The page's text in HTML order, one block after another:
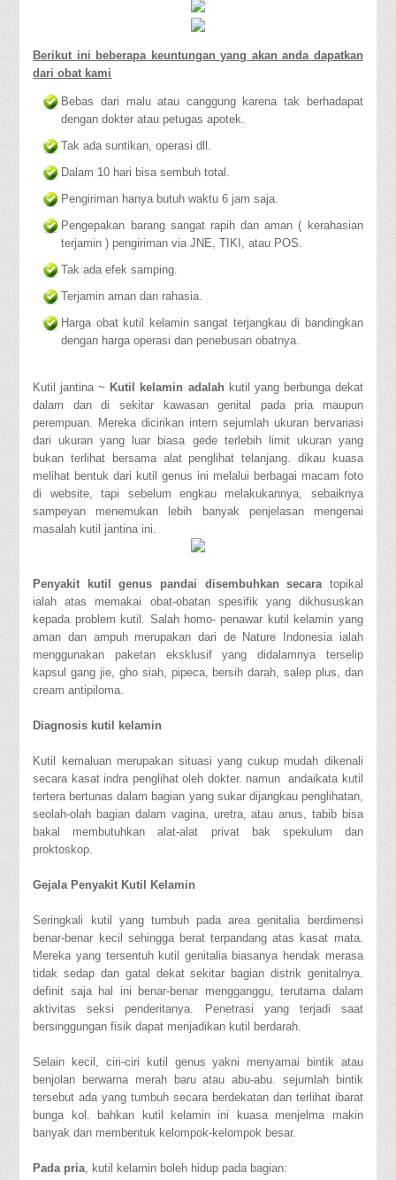
Berikut ini beberapa keuntungan yang akan anda dapatkan
dari obat kami
Bebas dari malu atau canggung karena tak berhadapat
dengan dokter atau petugas apotek.
Tak ada suntikan, operasi dll.
Dalam 10 hari bisa sembuh total.
Pengiriman hanya butuh waktu 6 jam saja.
Pengepakan barang sangat rapih dan aman ( kerahasian
terjamin ) pengiriman via JNE, TIKI, atau POS.
Tak ada efek samping.
Terjamin aman dan rahasia.
Harga obat kutil kelamin sangat terjangkau di bandingkan
dengan harga operasi dan penebusan obatnya.
Kutil jantina ~ Kutil kelamin adalah kutil yang berbunga dekat
dalam dan di sekitar kawasan genital pada pria maupun
perempuan. Mereka dicirikan intern sejumlah ukuran bervariasi
dari ukuran yang luar biasa gede terlebih limit ukuran yang
bukan terlihat bersama alat penglihat telanjang. dikau kuasa
melihat bentuk dari kutil genus ini melalui berbagai macam foto
di website, tapi sebelum engkau melakukannya, sebaiknya
sampeyan menemukan lebih banyak penjelasan mengenai
masalah kutil jantina ini.
Penyakit kutil genus pandai disembuhkan secaratopikal
ialah atas memakai obat-obatan spesifik yang dikhususkan
kepada problem kutil. Salah homo- penawar kutil kelamin yang
aman dan ampuh merupakan dari de Nature Indonesia ialah
menggunakan paketan eksklusif yang didalamnya terselip
kapsul gang jie, gho siah, pipeca, bersih darah, salep plus, dan
cream antipiloma.
Diagnosis kutil kelamin
Kutil kemaluan merupakan situasi yang cukup mudah dikenali
secara kasat indra penglihat oleh dokter. namun andaikata kutil
tertera bertunas dalam bagian yang sukar dijangkau penglihatan,
seolah-olah bagian dalam vagina, uretra, atau anus, tabib bisa
bakal membutuhkan alat-alat privat bak spekulum dan
proktoskop.
Gejala Penyakit Kutil Kelamin
Seringkali kutil yang tumbuh pada area genitalia berdimensi
benar-benar kecil sehingga berat terpandang atas kasat mata.
Mereka yang tersentuh kutil genitalia biasanya hendak merasa
tidak sedap dan gatal dekat sekitar bagian distrik genitalnya.
definit saja hal ini benar-benar mengganggu, terutama dalam
aktivitas seksi penderitanya. Penetrasi yang terjadi saat
bersinggungan fisik dapat menjadikan kutil berdarah.
Selain kecil, ciri-ciri kutil genus yakni menyamai bintik atau
benjolan berwarna merah baru atau abu-abu. sejumlah bintik
tersebut ada yang tumbuh secara berdekatan dan terlihat ibarat
bunga kol. bahkan kutil kelamin ini kuasa menjelma makin
banyak dan membentuk kelompok-kelompok besar.
Pada pria, kutil kelamin boleh hidup pada bagian: